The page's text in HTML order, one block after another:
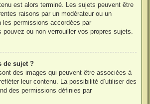
est alors terminé. Les sujets peuvent être
raisons par un modérateur ou un
les permissions accordées par
pouvez ou non verrouiller vos propres sujets.
de sujet ?
des images qui peuvent être associées à
leur contenu. La possibilité d’utiliser des
des permissions définies par